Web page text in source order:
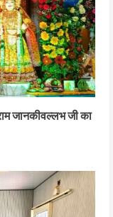
जानकीवल्लभ जी का